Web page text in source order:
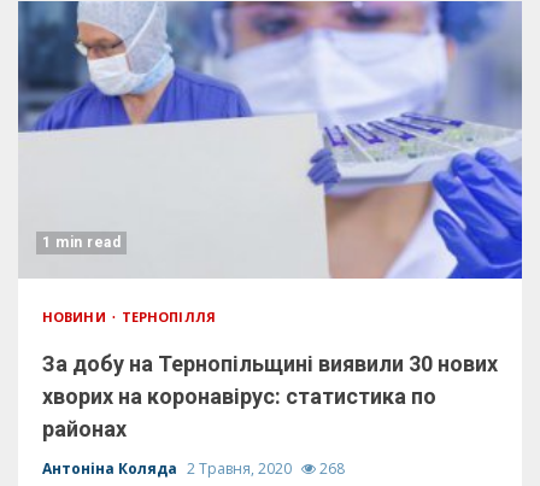
1 min read
НОВИНИ ТЕРНОПІЛЛЯ
За добу на Тернопільщині виявили 30 нових
хворих на коронавірус: статистика по
районах
Антоніна Коляда 2 Травня, 2020 268